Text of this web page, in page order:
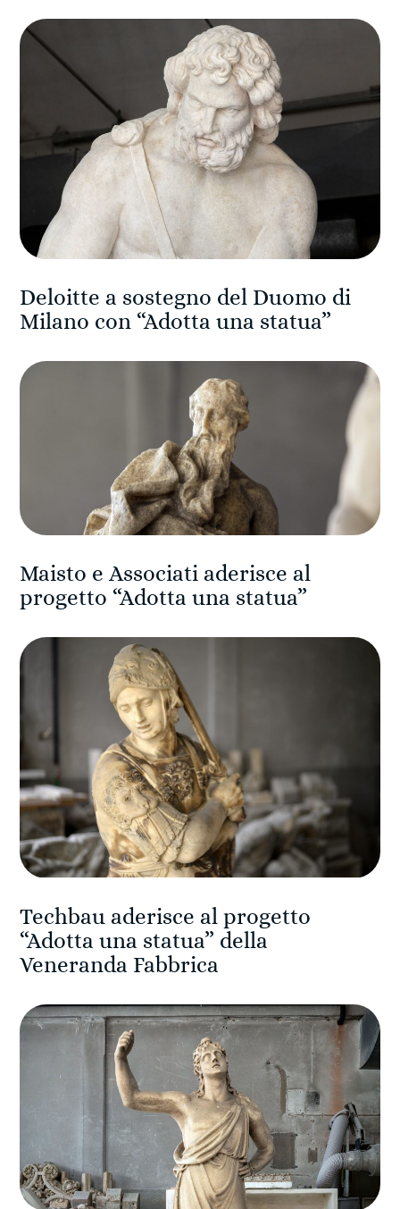
Deloitte a sostegno del Duomo di
Milano con “Adotta una statua”
Maisto e Associati aderisce al
progetto “Adotta una statua”
Techbau aderisce al progetto
“Adotta una statua” della
Veneranda Fabbrica